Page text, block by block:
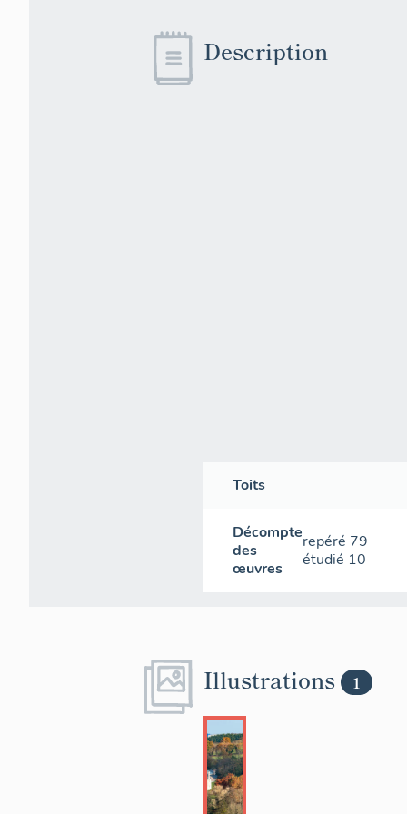
Description
Toits
Décompte
des
œuvres
repéré 79
étudié 10
Illustrations 1